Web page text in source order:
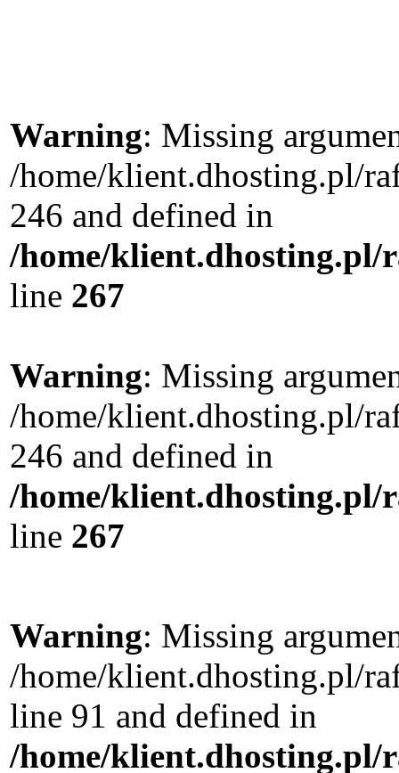
Warning: Missing
/home/klient.dhosting.pl/
246 and defined in
/home/klient.dhosting.pl/
line 267
Warning: Missing
/home/klient.dhosting.pl/
246 and defined in
/home/klient.dhosting.pl/
line 267
Warning: Missing
/home/klient.dhosting.pl/
line 91 and defined in
/home/klient.dhosting.pl/